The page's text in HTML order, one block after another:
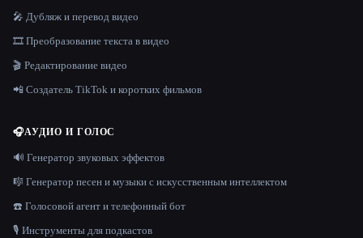
🎤 Дубляж и перевод видео
🎞️ Преобразование текста в видео
🎬 Редактирование видео
📲 Создатель TikTok и коротких фильмов
🎧АУДИО И ГОЛОС
🔊 Генератор звуковых эффектов
🎼 Генератор песен и музыки с искусственным интеллектом
☎️ Голосовой агент и телефонный бот
🎙️ Инструменты для подкастов